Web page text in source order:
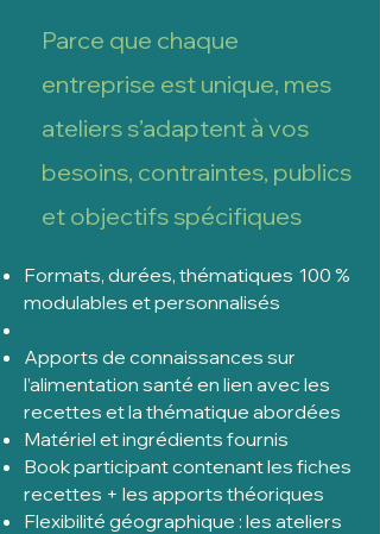
Parce que chaque
entreprise est unique, mes
ateliers s’adaptent à vos
besoins, contraintes, publics
et objectifs spécifiques
Formats, durées, thématiques 100 %
modulables et personnalisés
Apports de connaissances sur
l’alimentation santé en lien avec les
recettes et la thématique abordées
Matériel et ingrédients fournis
Book participant contenant les fiches
recettes + les apports théoriques
Flexibilité géographique : les ateliers